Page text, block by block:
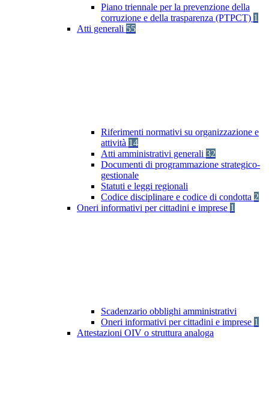
Piano triennale per la prevenzione della
corruzione e della trasparenza (PTPCT) 1
Atti generali 55
Riferimenti normativi su organizzazione e
attività 14
Atti amministrativi generali 32
Documenti di programmazione strategico-
gestionale
Statuti e leggi regionali
Codice disciplinare e codice di condotta 2
Oneri informativi per cittadini e imprese 1
Scadenzario obblighi amministrativi
Oneri informativi per cittadini e imprese 1
Attestazioni OIV o struttura analoga